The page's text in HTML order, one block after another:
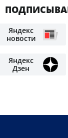
Яндекс
новости
Яндекс
Дзен